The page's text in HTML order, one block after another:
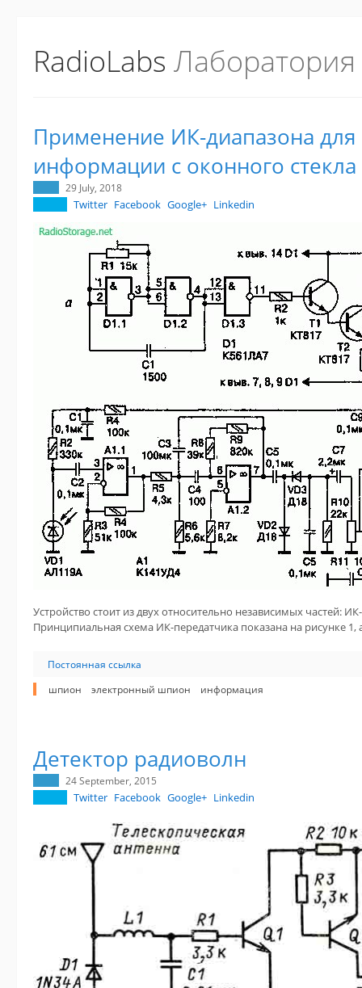
RadioLabs
Применение ИК-диапазона для
информации с оконного стекла
29 July, 2018
Twitter Facebook Google+ Linkedin
Устройство стоит из двух относительно независимых частей:
Принципиальная схема ИК-передатчика показана на рисунке 1,
Постоянная ссылка
шпион
электронный шпион информация
Детектор радиоволн
24 September, 2015
Twitter Facebook Google+ Linkedin